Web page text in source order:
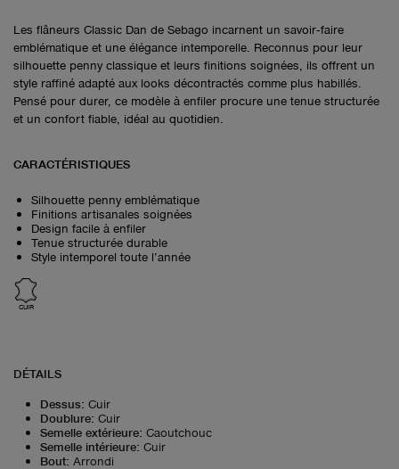
Les flâneurs Classic Dan de Sebago incarnent un savoir‑faire
emblématique et une élégance intemporelle. Reconnus pour leur
silhouette penny classique et leurs finitions soignées, ils offrent un
style raffiné adapté aux looks décontractés comme plus habillés.
Pensé pour durer, ce modèle à enfiler procure une tenue structurée
et un confort fiable, idéal au quotidien.
CARACTÉRISTIQUES
Silhouette penny emblématique
Finitions artisanales soignées
Design facile à enfiler
Tenue structurée durable
Style intemporel toute l’année
CUIR
DÉTAILS
Dessus: Cuir
Doublure: Cuir
Semelle extérieure: Caoutchouc
Semelle intérieure: Cuir
Bout: Arrondi